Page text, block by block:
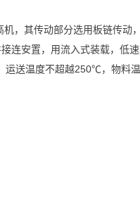
其传动部分选用板链传动
连安置，用流入式装载，低
送温度不超越250℃，物料